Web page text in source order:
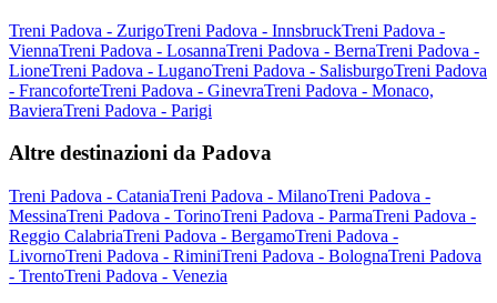
Treni Padova - ZurigoTreni Padova - InnsbruckTreni Padova -
ViennaTreni Padova - LosannaTreni Padova - BernaTreni Padova -
LioneTreni Padova - LuganoTreni Padova - SalisburgoTreni Padova
- FrancoforteTreni Padova - GinevraTreni Padova - Monaco,
BavieraTreni Padova - Parigi
Altre destinazioni da Padova
Treni Padova - CataniaTreni Padova - MilanoTreni Padova -
MessinaTreni Padova - TorinoTreni Padova - ParmaTreni Padova -
Reggio CalabriaTreni Padova - BergamoTreni Padova -
LivornoTreni Padova - RiminiTreni Padova - BolognaTreni Padova
- TrentoTreni Padova - Venezia